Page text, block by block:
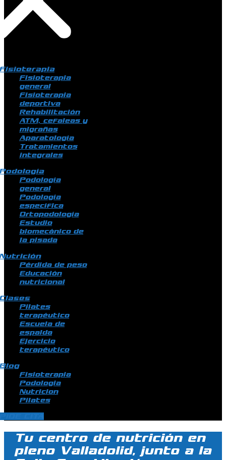
Fisioterapia
general
Fisioterapia
deportiva
Rehabilitación
ATM, cefaleas y
migrañas
Aparatología
Tratamientos
integrales
Podología
general
Podología
específica
Ortopodología
Estudio
biomecánico de
la pisada
Pérdida de peso
Educación
nutricional
Pilates
terapéutico
Escuela de
espalda
Ejercicio
terapéutico
Fisioterapia
Podologia
Nutricion
Pilates
Tu centro de nutrición en
pleno Valladolid, junto a la